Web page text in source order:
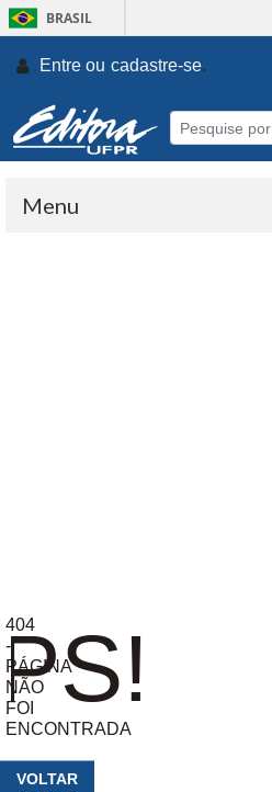
BRASIL
Entre ou cadastre-se.
Menu
404
-
PÁGINA
NÃO
FOI
ENCONTRADA
VOLTAR